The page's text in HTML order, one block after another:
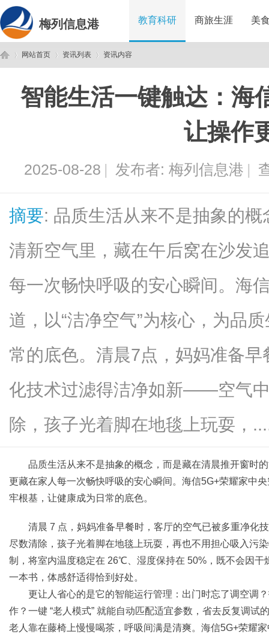
梅列信息港 教育科研 商旅生涯 美
网站首页
›
资讯列表
›
资讯内容
智能生活一键触达：海
让操作
2025-08-28 | 发布者: 梅列信息港 |
摘要: 品质生活从来不是抽象的
清新空气里，藏在午后窝在沙发
每一次畅快呼吸的安心瞬间。海
道，以“洁净空气”为核心，为品
常的底色。清晨7点，妈妈准备
化技术过滤得洁净如新——空气
除，孩子光着脚在地毯上玩耍，
品质生活从来不是抽象的概念，而是藏在清晨推开窗时
更藏在家人每一次畅快呼吸的安心瞬间。海信5G+荣耀家中央
牢根基，让健康成为日常的底色。
清晨 7 点，妈妈准备早餐时，客厅的空气已被多重净
尽数清除，孩子光着脚在地毯上玩耍，再也不用担心吸入污
制，将室内温度稳定在 26℃、湿度保持在 50%，既不会因
一本书，体感舒适得恰到好处。
更让人省心的是它的智能运行管理：出门时忘了调空调
作？一键 “老人模式” 就能自动匹配适宜参数，省去反复调
老人靠在藤椅上慢慢喝茶，呼吸间满是清爽。海信5G+荣耀家